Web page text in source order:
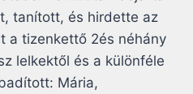
tanított, és hirdette az
a tizenkettő 2és néhány
lelkektől és a különféle
Mária,